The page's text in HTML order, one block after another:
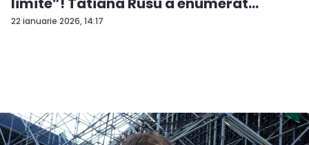
22 ianuarie 2026, 14:17
criter...